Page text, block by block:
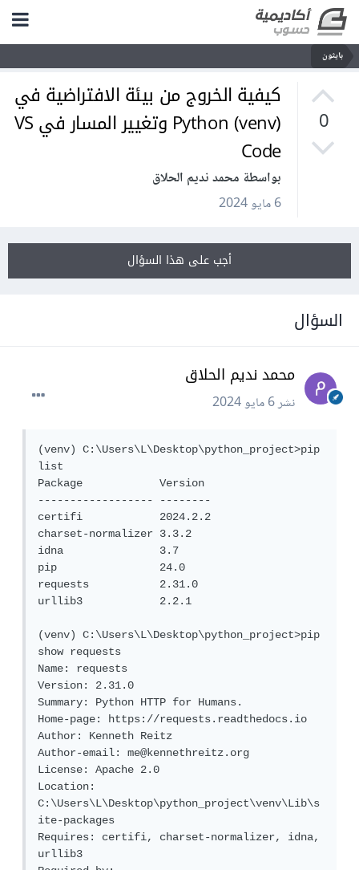
بايثون
0
كيفية الخروج من بيئة الافتراضية في
Python (venv) وتغيير المسار في VS
Code
بواسطة محمد نديم الحلاق
6 مايو 2024
أجب على هذا السؤال
السؤال
محمد نديم الحلاق
نشر6 مايو 2024
(venv) C:\Users\L\Desktop\python_project>pip
list
Package            Version
------------------ --------
certifi            2024.2.2
charset-normalizer 3.3.2
idna               3.7
pip                24.0
requests           2.31.0
urllib3            2.2.1
(venv) C:\Users\L\Desktop\python_project>pip
show requests
Name: requests
Version: 2.31.0
Summary: Python HTTP for Humans.
Home-page: https://requests.readthedocs.io
Author: Kenneth Reitz
Author-email: me@kennethreitz.org
License: Apache 2.0
Location:
C:\Users\L\Desktop\python_project\venv\Lib\s
ite-packages
Requires: certifi, charset-normalizer, idna,
urllib3